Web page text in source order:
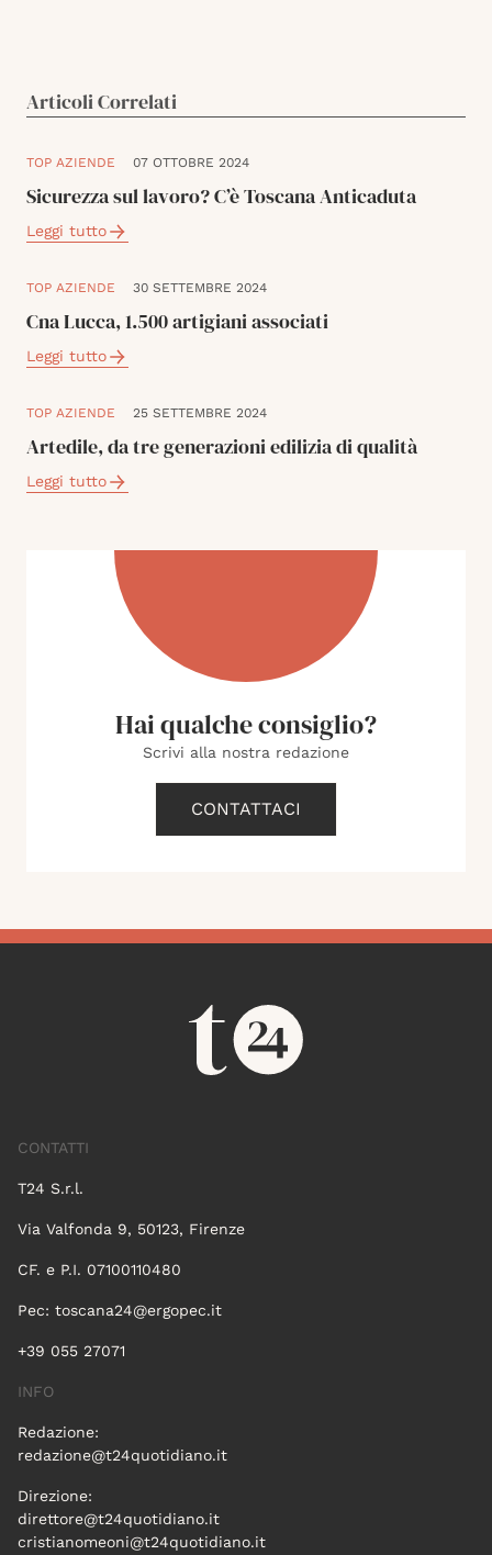
Articoli Correlati
TOP AZIENDE 07 OTTOBRE 2024
Sicurezza sul lavoro? C’è Toscana Anticaduta
Leggi tutto
TOP AZIENDE 30 SETTEMBRE 2024
Cna Lucca, 1.500 artigiani associati
Leggi tutto
TOP AZIENDE 25 SETTEMBRE 2024
Artedile, da tre generazioni edilizia di qualità
Leggi tutto
Hai qualche consiglio?
Scrivi alla nostra redazione
CONTATTACI
CONTATTI
T24 S.r.l.
Via Valfonda 9, 50123, Firenze
CF. e P.I. 07100110480
Pec: toscana24@ergopec.it
+39 055 27071
INFO
Redazione:
redazione@t24quotidiano.it
Direzione:
direttore@t24quotidiano.it
cristianomeoni@t24quotidiano.it